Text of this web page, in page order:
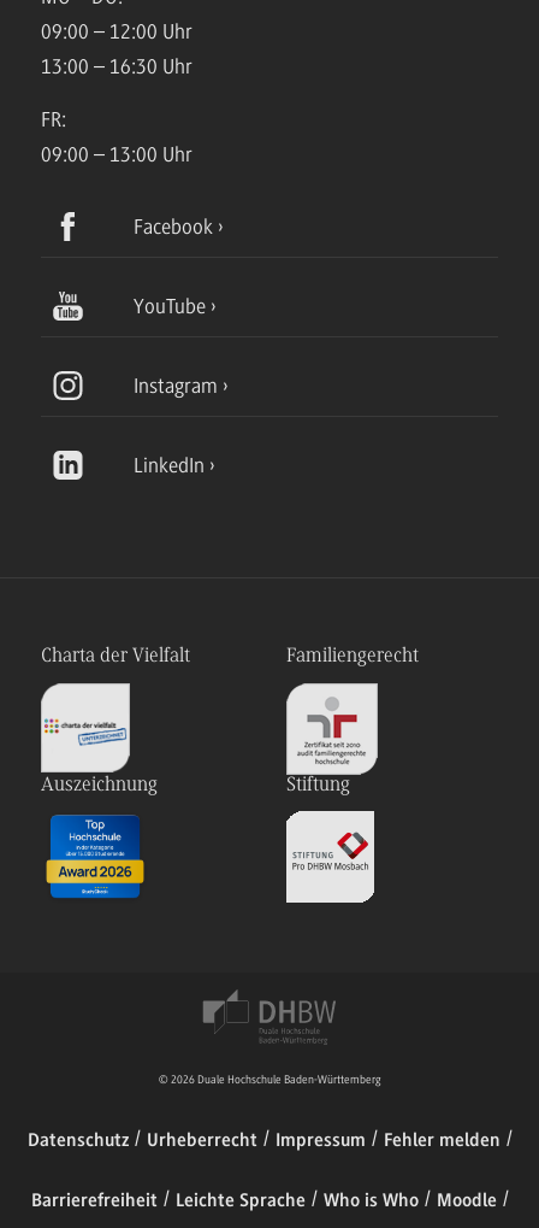
09:00 – 12:00 Uhr
13:00 – 16:30 Uhr
FR:
09:00 – 13:00 Uhr
Facebook
YouTube
Instagram
LinkedIn
Charta der Vielfalt Familiengerecht
Auszeichnung Stiftung
© 2026 Duale Hochschule Baden-Württemberg
Datenschutz Urheberrecht Impressum Fehler melden
Barrierefreiheit Leichte Sprache Who is Who Moodle